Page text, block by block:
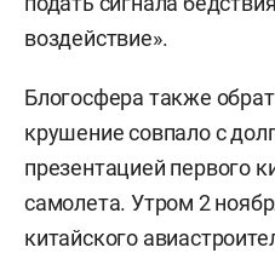
воздействие».
Блогосфера также
крушение совпало с
презентацией первого
самолета. Утром 2
китайского